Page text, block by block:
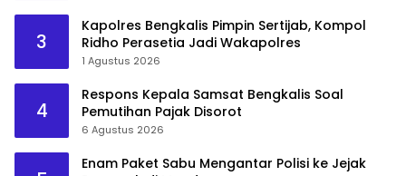
3
Kapolres Bengkalis Pimpin Sertijab, Kompol
Ridho Perasetia Jadi Wakapolres
1 Agustus 2026
4
Respons Kepala Samsat Bengkalis Soal
Pemutihan Pajak Disorot
6 Agustus 2026
Enam Paket Sabu Mengantar Polisi ke Jejak